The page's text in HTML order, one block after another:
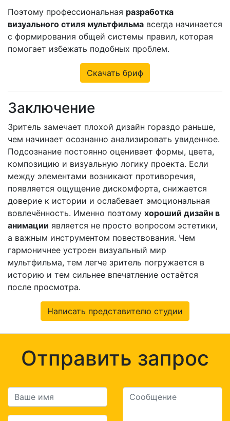
Поэтому профессиональная разработка
визуального стиля мультфильма всегда начинается
с формирования общей системы правил, которая
помогает избежать подобных проблем.
Скачать бриф
Заключение
Зритель замечает плохой дизайн гораздо раньше,
чем начинает осознанно анализировать увиденное.
Подсознание постоянно оценивает формы, цвета,
композицию и визуальную логику проекта. Если
между элементами возникают противоречия,
появляется ощущение дискомфорта, снижается
доверие к истории и ослабевает эмоциональная
вовлечённость. Именно поэтому хороший дизайн в
анимации является не просто вопросом эстетики,
а важным инструментом повествования. Чем
гармоничнее устроен визуальный мир
мультфильма, тем легче зритель погружается в
историю и тем сильнее впечатление остаётся
после просмотра.
Написать представителю студии
Отправить запрос